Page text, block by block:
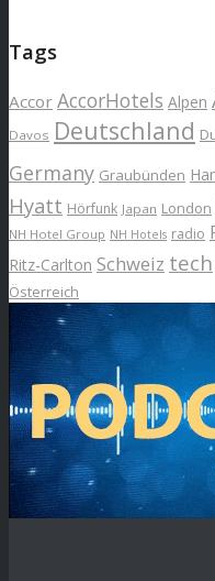
Tags
Accor AccorHotels Alpen
Davos Deutschland
Germany Graubünden
Hyatt Hörfunk Japan London
NH Hotel Group NH Hotels radio
Ritz-Carlton Schweiz tech
Österreich